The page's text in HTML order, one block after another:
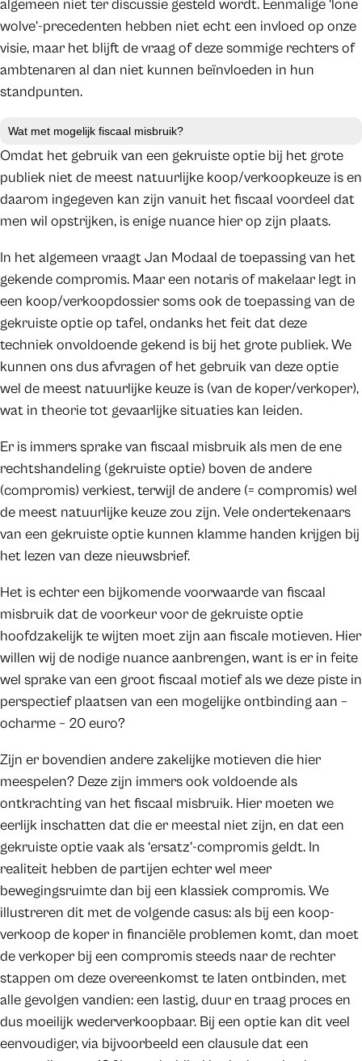
algemeen niet ter discussie gesteld wordt. Eenmalige ‘lone
wolve’-precedenten hebben niet echt een invloed op onze
visie, maar het blijft de vraag of deze sommige rechters of
ambtenaren al dan niet kunnen beïnvloeden in hun
standpunten.
Wat met mogelijk fiscaal misbruik?
Omdat het gebruik van een gekruiste optie bij het grote
publiek niet de meest natuurlijke koop/verkoopkeuze is en
daarom ingegeven kan zijn vanuit het fiscaal voordeel dat
men wil opstrijken, is enige nuance hier op zijn plaats.
In het algemeen vraagt Jan Modaal de toepassing van het
gekende compromis. Maar een notaris of makelaar legt in
een koop/verkoopdossier soms ook de toepassing van de
gekruiste optie op tafel, ondanks het feit dat deze
techniek onvoldoende gekend is bij het grote publiek. We
kunnen ons dus afvragen of het gebruik van deze optie
wel de meest natuurlijke keuze is (van de koper/verkoper),
wat in theorie tot gevaarlijke situaties kan leiden.
Er is immers sprake van fiscaal misbruik als men de ene
rechtshandeling (gekruiste optie) boven de andere
(compromis) verkiest, terwijl de andere (= compromis) wel
de meest natuurlijke keuze zou zijn. Vele ondertekenaars
van een gekruiste optie kunnen klamme handen krijgen bij
het lezen van deze nieuwsbrief.
Het is echter een bijkomende voorwaarde van fiscaal
misbruik dat de voorkeur voor de gekruiste optie
hoofdzakelijk te wijten moet zijn aan fiscale motieven. Hier
willen wij de nodige nuance aanbrengen, want is er in feite
wel sprake van een groot fiscaal motief als we deze piste in
perspectief plaatsen van een mogelijke ontbinding aan –
ocharme – 20 euro?
Zijn er bovendien andere zakelijke motieven die hier
meespelen? Deze zijn immers ook voldoende als
ontkrachting van het fiscaal misbruik. Hier moeten we
eerlijk inschatten dat die er meestal niet zijn, en dat een
gekruiste optie vaak als ‘ersatz’-compromis geldt. In
realiteit hebben de partijen echter wel meer
bewegingsruimte dan bij een klassiek compromis. We
illustreren dit met de volgende casus: als bij een koop-
verkoop de koper in financiële problemen komt, dan moet
de verkoper bij een compromis steeds naar de rechter
stappen om deze overeenkomst te laten ontbinden, met
alle gevolgen vandien: een lastig, duur en traag proces en
dus moeilijk wederverkoopbaar. Bij een optie kan dit veel
eenvoudiger, via bijvoorbeeld een clausule dat een